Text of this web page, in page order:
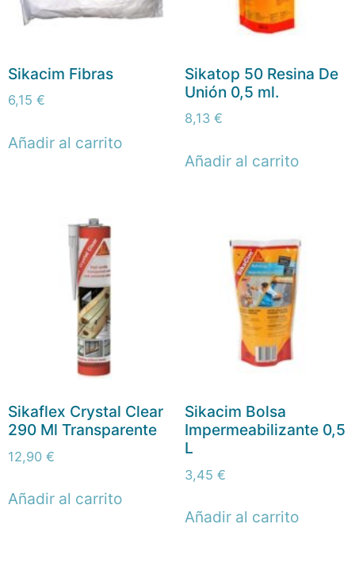
Sikacim Fibras
6,15 €
Añadir al carrito
Sikatop 50 Resina De
Unión 0,5 ml.
8,13 €
Añadir al carrito
Sikaflex Crystal Clear
290 Ml Transparente
12,90 €
Añadir al carrito
Sikacim Bolsa
Impermeabilizante 0,5
L
3,45 €
Añadir al carrito